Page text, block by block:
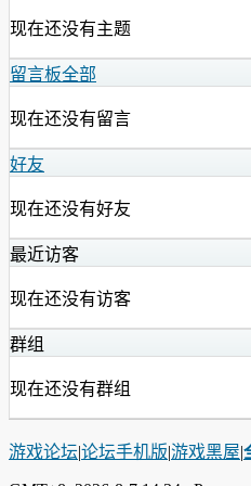
现在还没有主题
留言板全部
现在还没有留言
好友
现在还没有好友
最近访客
现在还没有访客
群组
现在还没有群组
游戏论坛|论坛手机版|游戏黑屋|